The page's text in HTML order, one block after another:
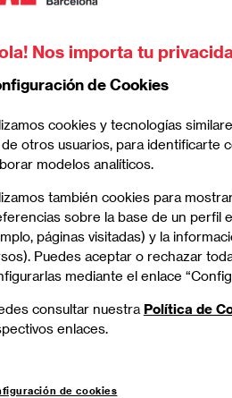
de un
en inglésse manifiestan en la
directo a contenidos actualizados
se desarrollan originalmente
de traducciones parciales.
o negocios internacionales.
cognitivas avanzadas
el pensamiento analítico y la
en entornos profesionales
Nos importa tu
de Cookies
cookies y tecnologías
de otros usuarios, para identificarte
modelos analíticos.
también cookies para
sobre la base de un perfil
páginas visitadas) y la
Puedes aceptar o rechazar
mediante el enlace
consultar nuestra Política de
enlaces.
de cookies